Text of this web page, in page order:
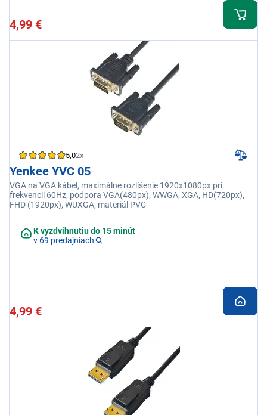
4,99 €
5,02x
Yenkee YVC 05
VGA na VGA kábel, maximálne rozlíšenie 1920x1080px pri
frekvencii 60Hz, podpora VGA(480px), WWGA, XGA, HD(720px),
FHD (1920px), WUXGA, materiál PVC
K vyzdvihnutiu do 15 minút
v 69 predajniach
4,99 €